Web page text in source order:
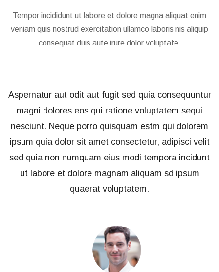
Tempor incididunt ut labore et dolore magna aliquat enim
veniam quis nostrud exercitation ullamco laboris nis aliquip
consequat duis aute irure dolor voluptate.
Aspernatur aut odit aut fugit sed quia consequuntur
magni dolores eos qui ratione voluptatem sequi
nesciunt. Neque porro quisquam estm qui dolorem
ipsum quia dolor sit amet consectetur, adipisci velit
sed quia non numquam eius modi tempora incidunt
ut labore et dolore magnam aliquam sd ipsum
quaerat voluptatem.